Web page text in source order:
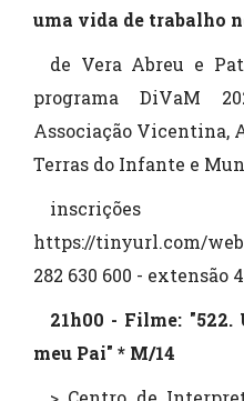
uma vida de trabalho
de Vera Abreu e
programa DiVaM
Associação Vicentina,
Terras do Infante e
https://tinyurl.com/
282 630 600 - extensão
21h00 - Filme: "522.
meu Pai" * M/14